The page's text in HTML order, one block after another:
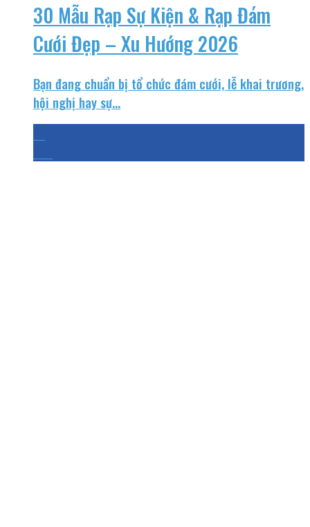
30 Mẫu Rạp Sự Kiện & Rạp Đám
Cưới Đẹp – Xu Hướng 2026
Bạn đang chuẩn bị tổ chức đám cưới, lễ khai trương,
hội nghị hay sự...